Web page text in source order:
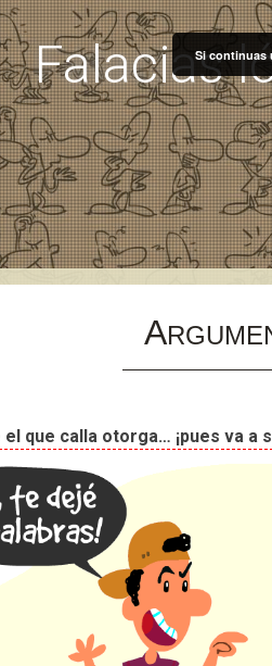
Falacias
A
el que calla otorga… ¡pues va a
Si continuas